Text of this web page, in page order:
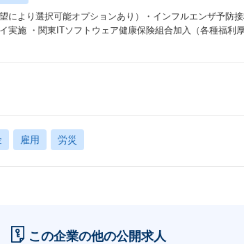
により選択可能オプションあり）・インフルエンザ予防
実施 ・関東ITソフトウェア健康保険組合加入（各種福利
雇用 労災
この企業の他の公開求人